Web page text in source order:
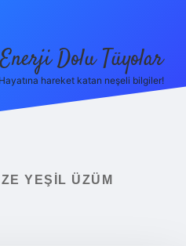
Enerji Dolu Tüyolar
Hayatına hareket katan neşeli bilgiler!
YEŞIL ÜZÜM